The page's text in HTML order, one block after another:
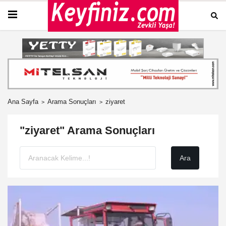
Ana Sayfa Arama Sonuçları ziyaret
"ziyaret" Arama Sonuçları